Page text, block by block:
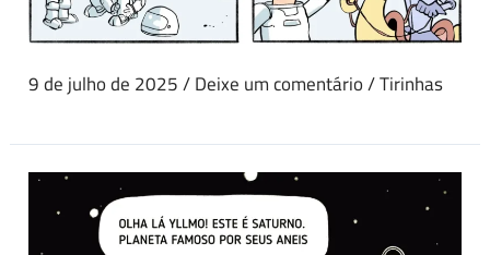
9 de julho de 2025/Deixe um comentário/Tirinhas